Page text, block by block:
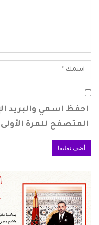
احفظ اسمي والبريد
المتصفح للمرة